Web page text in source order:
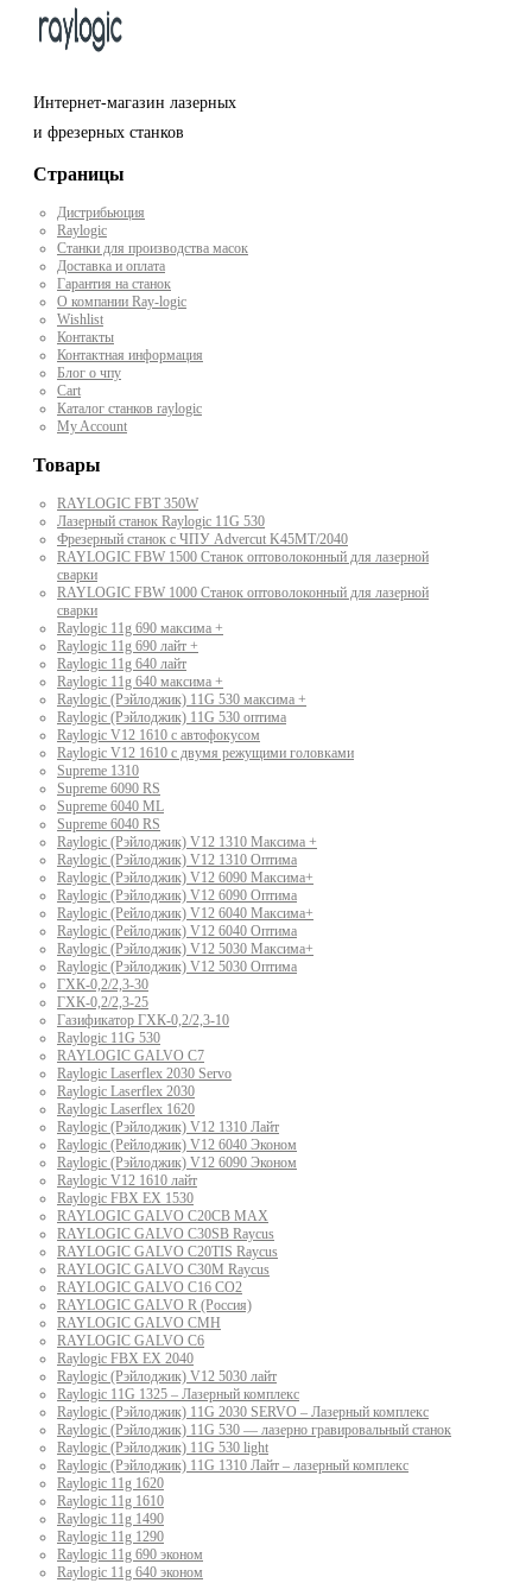
Интернет-магазин лазерных
и фрезерных станков
Страницы
Дистрибьюция
Raylogic
Станки для производства масок
Доставка и оплата
Гарантия на станок
О компании Ray-logic
Wishlist
Контакты
Контактная информация
Блог о чпу
Cart
Каталог станков raylogic
My Account
Товары
RAYLOGIC FBT 350W
Лазерный станок Raylogic 11G 530
Фрезерный станок с ЧПУ Advercut K45MT/2040
RAYLOGIC FBW 1500 Станок оптоволоконный для лазерной
сварки
RAYLOGIC FBW 1000 Станок оптоволоконный для лазерной
сварки
Raylogic 11g 690 максима +
Raylogic 11g 690 лайт +
Raylogic 11g 640 лайт
Raylogic 11g 640 максима +
Raylogic (Рэйлоджик) 11G 530 максима +
Raylogic (Рэйлоджик) 11G 530 оптима
Raylogic V12 1610 с автофокусом
Raylogic V12 1610 с двумя режущими головками
Supreme 1310
Supreme 6090 RS
Supreme 6040 ML
Supreme 6040 RS
Raylogic (Рэйлоджик) V12 1310 Максима +
Raylogic (Рэйлоджик) V12 1310 Оптима
Raylogic (Рэйлоджик) V12 6090 Максима+
Raylogic (Рэйлоджик) V12 6090 Оптима
Raylogic (Рейлоджик) V12 6040 Максима+
Raylogic (Рейлоджик) V12 6040 Оптима
Raylogic (Рэйлоджик) V12 5030 Максима+
Raylogic (Рэйлоджик) V12 5030 Оптима
ГХК-0,2/2,3-30
ГХК-0,2/2,3-25
Газификатор ГХК-0,2/2,3-10
Raylogic 11G 530
RAYLOGIC GALVO С7
Raylogic Laserflex 2030 Servo
Raylogic Laserflex 2030
Raylogic Laserflex 1620
Raylogic (Рэйлоджик) V12 1310 Лайт
Raylogic (Рейлоджик) V12 6040 Эконом
Raylogic (Рэйлоджик) V12 6090 Эконом
Raylogic V12 1610 лайт
Raylogic FBX EX 1530
RAYLOGIC GALVO С20CB MAX
RAYLOGIC GALVO С30SB Raycus
RAYLOGIC GALVO C20TIS Raycus
RAYLOGIC GALVO С30M Raycus
RAYLOGIC GALVO С16 CO2
RAYLOGIC GALVO R (Россия)
RAYLOGIC GALVO CMH
RAYLOGIC GALVO С6
Raylogic FBX EX 2040
Raylogic (Рэйлоджик) V12 5030 лайт
Raylogic 11G 1325 – Лазерный комплекс
Raylogic (Рэйлоджик) 11G 2030 SERVO – Лазерный комплекс
Raylogic (Рэйлоджик) 11G 530 — лазерно гравировальный станок
Raylogic (Рэйлоджик) 11G 530 light
Raylogic (Рэйлоджик) 11G 1310 Лайт – лазерный комплекс
Raylogic 11g 1620
Raylogic 11g 1610
Raylogic 11g 1490
Raylogic 11g 1290
Raylogic 11g 690 эконом
Raylogic 11g 640 эконом